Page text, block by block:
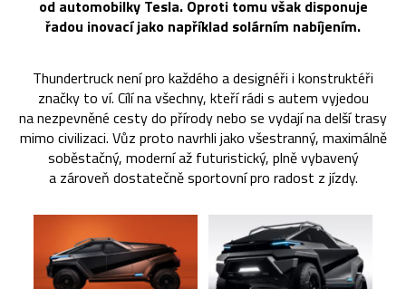
od automobilky Tesla. Oproti tomu však disponuje
řadou inovací jako například solárním nabíjením.
Thundertruck není pro každého a designéři i konstruktéři
značky to ví. Cílí na všechny, kteří rádi s autem vyjedou
na nezpevněné cesty do přírody nebo se vydají na delší trasy
mimo civilizaci. Vůz proto navrhli jako všestranný, maximálně
soběstačný, moderní až futuristický, plně vybavený
a zároveň dostatečně sportovní pro radost z jízdy.